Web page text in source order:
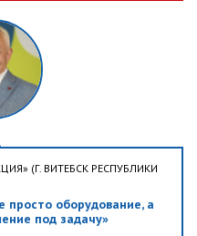
(Г. ВИТЕБСК РЕСПУБЛИКИ
просто оборудование, а
под задачу»